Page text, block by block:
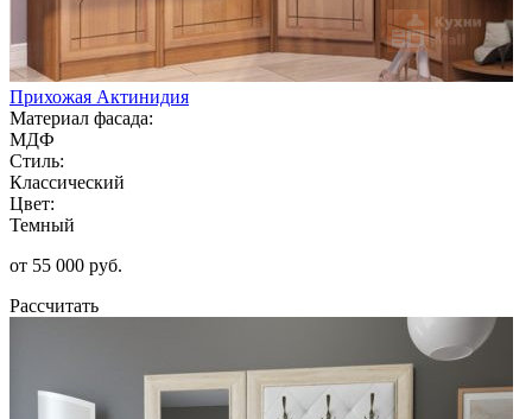
Прихожая Актинидия
Материал фасада:
МДФ
Стиль:
Классический
Цвет:
Темный
от 55 000 руб.
Рассчитать